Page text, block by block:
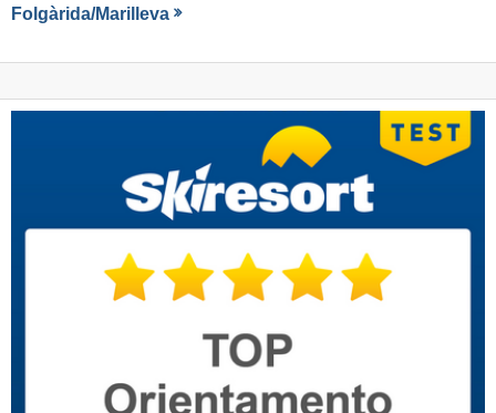
Folgàrida/​Marilleva